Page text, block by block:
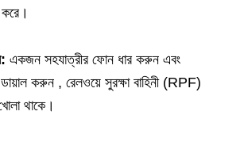
একজন সহযাত্রীর ফোন ধার করুন এবং
করুন , রেলওয়ে সুরক্ষা বাহিনী (RPF)
থাকে।